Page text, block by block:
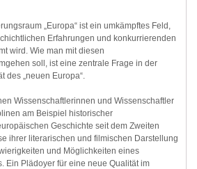
„Europa“ ist ein umkämpftes Feld,
Erfahrungen und konkurrierenden
wird. Wie man mit diesen
soll, ist eine zentrale Frage in der
des „neuen Europa“.
Wissenschaftlerinnen und Wissenschaftler
am Beispiel historischer
Geschichte seit dem Zweiten
ihrer literarischen und filmischen Darstellung
und Möglichkeiten eines
Ein Plädoyer für eine neue Qualität im